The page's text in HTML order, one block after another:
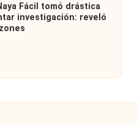
Fácil tomó drástica
investigación: reveló